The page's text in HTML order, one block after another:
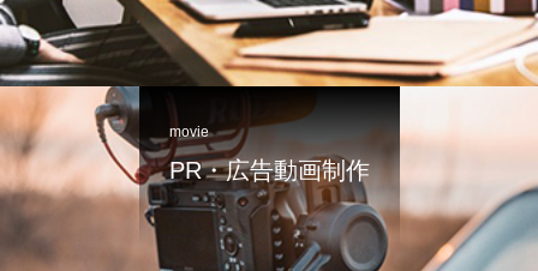
movie
PR・広告動画制作